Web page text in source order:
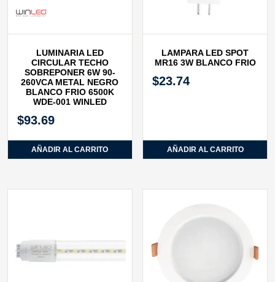
LUMINARIA LED
CIRCULAR TECHO
SOBREPONER 6W 90-
260VCA METAL NEGRO
BLANCO FRIO 6500K
WDE-001 WINLED
$93.69
AÑADIR AL CARRITO
LAMPARA LED SPOT
MR16 3W BLANCO FRIO
$23.74
AÑADIR AL CARRITO